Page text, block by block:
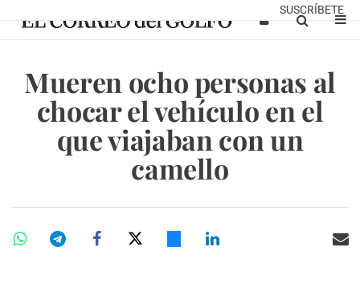
SUSCRÍBETE
Mueren ocho personas al
chocar el vehículo en el
que viajaban con un
camello